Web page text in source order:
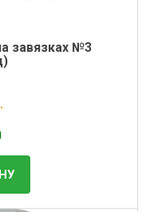
завязках №3